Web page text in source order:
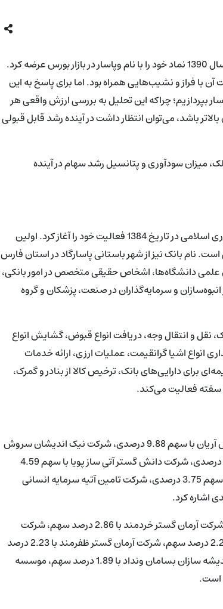
بانک پاسارگاد در سال 1384 فعالیتش را به صورت رسمی آغاز کرد و سپس در سال 1390 نماد خود را با نام وپاسار در بازار بورس عرضه کرد.
با فراز و نشیب‌هایی همراه بود. اما برای پاسخ به این
بپردازیم؛ چراکه این تحلیل به بررسی ارزش واقعی هر
باشد، می‌توان انتظار داشت در آینده رشد قابل قبولی
میزان سودآوری و پتانسیل رشد سهام در آینده
بانک پاسارگاد از سال 1376 پایه گذاری شد و سپس با مجوز بانک مرکزی جمهوری اسلامی در تاریخ 1384 فعالیت خود را آغاز کرد. اولین
نام بانک نیز از شهر باستانی پاسارگاد در استان فارس
دانشگاه‌ها، اشخاص حقیقی متخصص در امور بانکی،
و سرمایه‌گذاران در صنعت، پزشکان و گروه
نقل و انتقال وجه، دریافت انواع قبوض، گشایش انواع
انواع اشیا گرانقیمت، عملیات ارزی، ارائه خدمات
برای دارایی‌های بانک، ترخیص کالا از بنادر و گمرک،
فعالیت می‌کند.
از جمله سهامداران عمده بانک پاسارگاد می‌توان به شرکت سرمایه‌گذاری پارس آریان با سهم 9.88 درصدی، شرکت نیک اندیشان سروش
فجر با سهم 4.84 درصدی، شرکت نوآوران دانش پروژه خاورمیانه با سهم 4.71 درصدی، شرکت دانش گستر آتی ساز پویا با سهم 4.59
درصدی، شرکت میلاد گسترنوآوران با سهم 3.76 درصدی، شرکت سام گروه با سهم 3.75 درصدی، شرکت تامین آتیه سرمایه انسانی
دیگر سهامداران بانک شامل شرکت سهاب امید ایرانیان با 2.89 درصد سهم، شرکت آرمان گستر خردمند با 2.86 درصد سهم، شرکت
خردپیشگان پارس گستر نوین با 2.3 درصد سهم، شرکت بازرگانی همقدم با 2.24 درصد سهم، شرکت آرمان گستر ظفرمند با 2.23 درصد
سهم، شرکت تامین مسکن گروه مالی پاسارگاد با 1.96 درصد سهم، شرکت اندیشه سازان بسامان ونداد با 1.89 درصد سهم، موسسه